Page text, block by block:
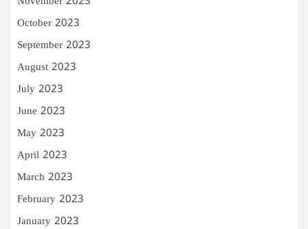
October 2023
September 2023
August 2023
July 2023
June 2023
May 2023
April 2023
March 2023
February 2023
January 2023